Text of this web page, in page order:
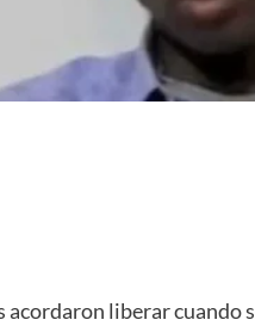
liberar cuando